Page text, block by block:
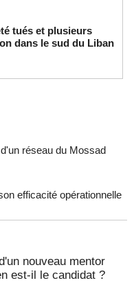
tués et plusieurs
dans le sud du Liban
réseau du Mossad
efficacité opérationnelle
salariale historique
ont été
nouveau mentor
est-il le candidat ?